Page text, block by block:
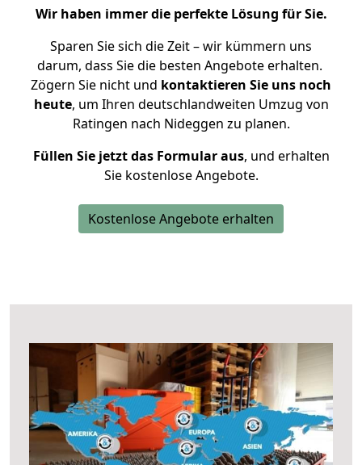
Wir haben immer die perfekte Lösung für Sie.
Sparen Sie sich die Zeit – wir kümmern uns
darum, dass Sie die besten Angebote erhalten.
Zögern Sie nicht und kontaktieren Sie uns noch
heute, um Ihren deutschlandweiten Umzug von
Ratingen nach Nideggen zu planen.
Füllen Sie jetzt das Formular aus, und erhalten
Sie kostenlose Angebote.
Kostenlose Angebote erhalten